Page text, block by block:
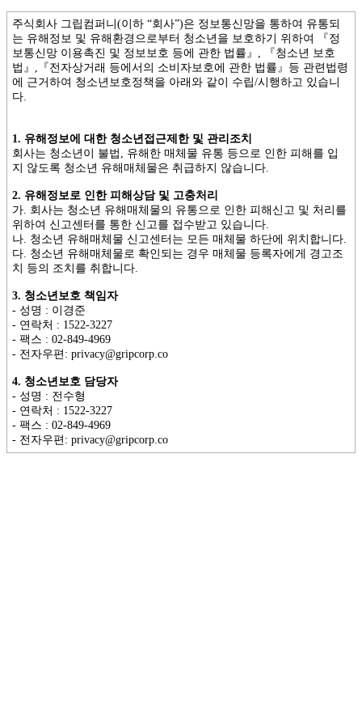
주식회사 그립컴퍼니(이하 “회사”)은 정보통신망을 통하여 유통되
는 유해정보 및 유해환경으로부터 청소년을 보호하기 위하여 『정
보통신망 이용촉진 및 정보보호 등에 관한 법률』, 『청소년 보호
법』,『전자상거래 등에서의 소비자보호에 관한 법률』등 관련법령
에 근거하여 청소년보호정책을 아래와 같이 수립/시행하고 있습니
다.
1. 유해정보에 대한 청소년접근제한 및 관리조치
회사는 청소년이 불법, 유해한 매체물 유통 등으로 인한 피해를 입
지 않도록 청소년 유해매체물은 취급하지 않습니다.
2. 유해정보로 인한 피해상담 및 고충처리
가. 회사는 청소년 유해매체물의 유통으로 인한 피해신고 및 처리를
위하여 신고센터를 통한 신고를 접수받고 있습니다.
나. 청소년 유해매체물 신고센터는 모든 매체물 하단에 위치합니다.
다. 청소년 유해매체물로 확인되는 경우 매체물 등록자에게 경고조
치 등의 조치를 취합니다.
3. 청소년보호 책임자
- 성명 : 이경준
- 연락처 : 1522-3227
- 팩스 : 02-849-4969
- 전자우편: privacy@gripcorp.co
4. 청소년보호 담당자
- 성명 : 전수형
- 연락처 : 1522-3227
- 팩스 : 02-849-4969
- 전자우편: privacy@gripcorp.co